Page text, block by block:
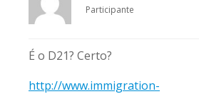
Participante
É o D21? Certo?
http://www.immigration-